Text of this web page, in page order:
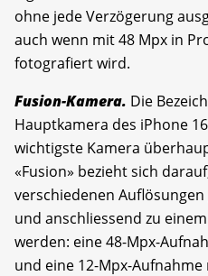
ohne jede Verzögerung
auch wenn mit 48 Mpx in
fotografiert wird.
Fusion-Kamera. Die
Hauptkamera des iPhone
wichtigste Kamera
«Fusion» bezieht sich
verschiedenen
und anschliessend zu
werden: eine 48-Mpx-
und eine 12-Mpx-